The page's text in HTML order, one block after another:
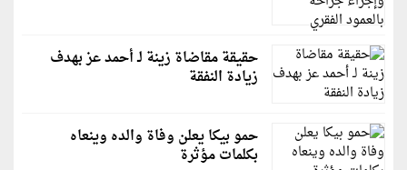
حقيقة مقاضاة زينة لـ أحمد عز بهدف
زيادة النفقة
حمو بيكا يعلن وفاة والده وينعاه
بكلمات مؤثرة